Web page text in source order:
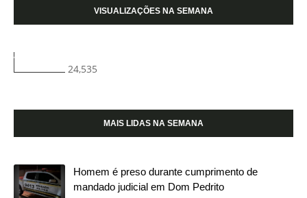
VISUALIZAÇÕES NA SEMANA
24,535
MAIS LIDAS NA SEMANA
Homem é preso durante cumprimento de
mandado judicial em Dom Pedrito